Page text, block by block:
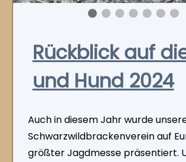
Rückblick auf
und Hund 2024
Auch in diesem Jahr wurde
Schwarzwildbrackenverein auf
größter Jagdmesse präsentiert.